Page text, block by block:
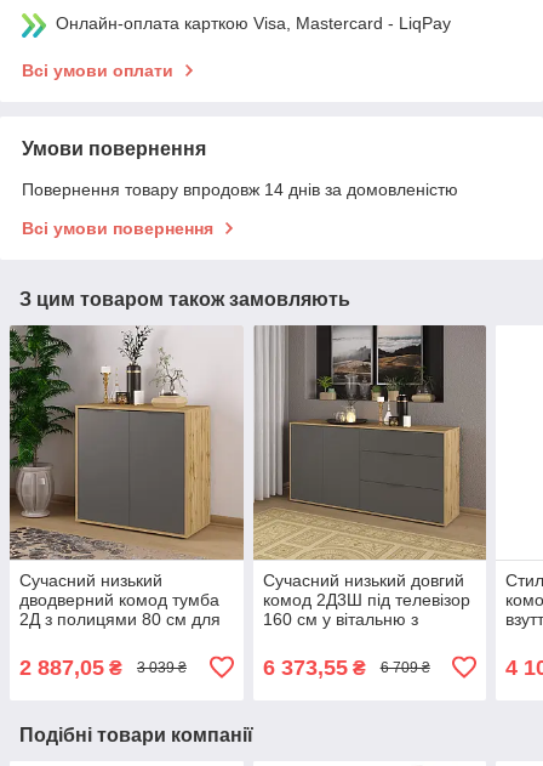
Онлайн-оплата карткою Visa, Mastercard - LiqPay
Всі умови оплати
Умови повернення
Повернення товару впродовж 14 днів за домовленістю
Всі умови повернення
З цим товаром також замовляють
Сучасний низький
дводверний комод тумба
2Д з полицями 80 см для
коридор ДСП Нітро Сокме
2 887,05 ₴ 3 039 ₴
Сучасний низький довгий
комод 2Д3Ш під телевізор
160 см у вітальню з
ДСП Нітро Сокме
6 373,55₴ 6 709 ₴ 4
Подібні товари компанії